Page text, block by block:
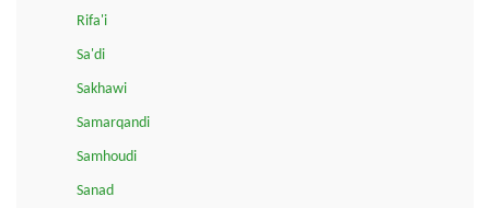
Rifa'i
Sa'di
Sakhawi
Samarqandi
Samhoudi
Sanad